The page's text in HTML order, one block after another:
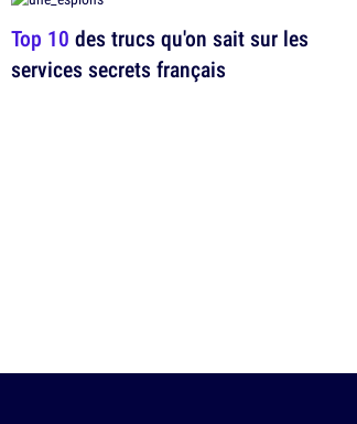
Top 10 des trucs qu'on sait sur les
services secrets français